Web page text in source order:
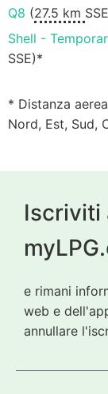
Q8 (27.5 km
Shell -
SSE)*
* Distanza
Nord, Est, Sud,
Iscriviti
e rimani
web e
annullare